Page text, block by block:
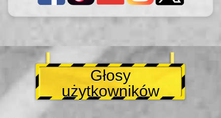
Głosy
użytkowników